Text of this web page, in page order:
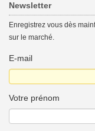
Newsletter
Enregistrez vous dès
sur le marché.
E-mail
Votre prénom